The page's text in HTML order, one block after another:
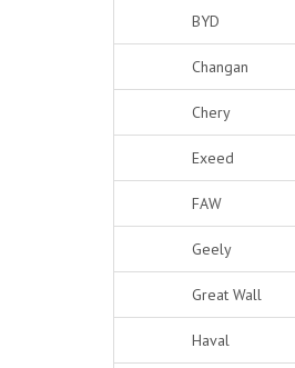
BYD
Changan
Chery
Exeed
FAW
Geely
Great Wall
Haval